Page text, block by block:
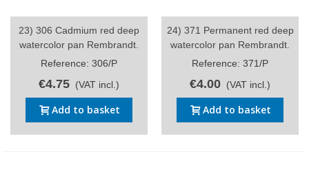
23) 306 Cadmium red deep
watercolor pan Rembrandt.
Reference: 306/P
€4.75 (VAT incl.)
Add to basket
24) 371 Permanent red deep
watercolor pan Rembrandt.
Reference: 371/P
€4.00 (VAT incl.)
Add to basket